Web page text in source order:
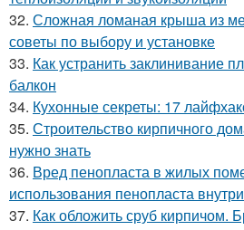
32. Сложная ломаная крыша из
советы по выбору и установке
33. Как устранить заклинивание
балкон
34. Кухонные секреты: 17
35. Строительство кирпичного
нужно знать
36. Вред пенопласта в жилых
использования пенопласта
37. Как обложить сруб